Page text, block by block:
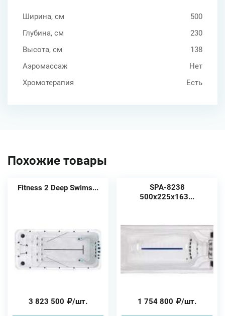
Ширина, см
500
Глубина, см
230
Высота, см
138
Аэромассаж
Нет
Хромотерапия
Есть
Похожие товары
Fitness 2 Deep Swims...
3 823 500 /шт.
SPA-8238
500х225х163...
1 754 800 /шт.